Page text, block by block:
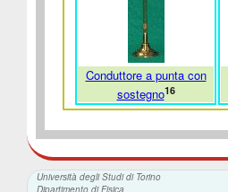
Conduttore a punta con
sostegno16
Università degli Studi di Torino
Dipartimento di Fisica